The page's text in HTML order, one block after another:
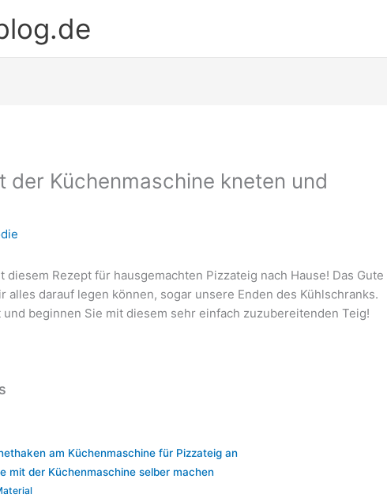
der Küchenmaschine kneten und
diesem Rezept für hausgemachten Pizzateig nach Hause! Das Gute
alles darauf legen können, sogar unsere Enden des Kühlschranks.
beginnen Sie mit diesem sehr einfach zuzubereitenden Teig!
am Küchenmaschine für Pizzateig an
mit der Küchenmaschine selber machen